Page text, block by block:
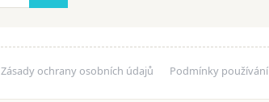
Zásady ochrany osobních údajů Podmínky používání